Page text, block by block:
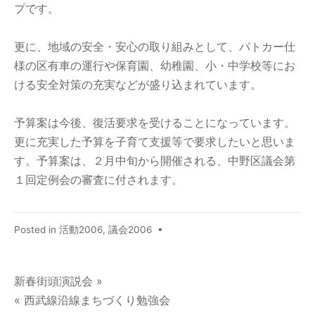
プです。
更に、地域の安全・安心の取り組みとして、パトカー仕
様の区有車の運行や保育園、幼稚園、小・中学校等にお
ける安全対策の充実などが盛り込まれています。
予算案は今後、復活要求を受けることになっています。
更に充実した予算を子育て支援等で要求したいと思いま
す。予算案は、２月中旬から開催される、中野区議会第
１回定例会の審査に付されます。
Posted in 活動2006, 議会2006 •
新春街頭演説会 »
« 西武線沿線まちづくり勉強会